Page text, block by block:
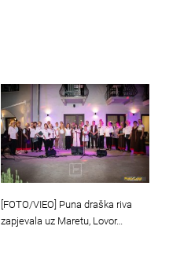
[FOTO/VIEO] Puna draška riva
zapjevala uz Maretu, Lovor…